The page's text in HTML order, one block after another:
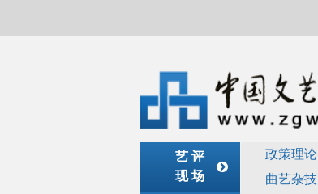
艺 评
现 场
政策理论
曲艺杂技